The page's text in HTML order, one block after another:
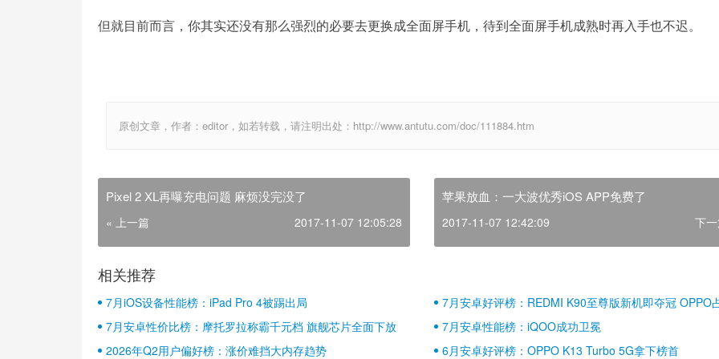
但就目前而言，你其实还没有那么强烈的必要去更换成全面屏手机，待到全面屏手机成熟时再入手也不迟。
原创文章，作者：editor，如若转载，请注明出处：http://www.antutu.com/doc/111884.htm
Pixel 2 XL再曝充电问题 麻烦没完没了
« 上一篇 2017-11-07 12:05:28
苹果放血：一大波优秀iOS APP免费了
2017-11-07 12:42:09 下
相关推荐
7月iOS设备性能榜：iPad Pro 4被踢出局
7月安卓好评榜：REDMI K90至尊版新机即夺冠 OPPO
壁江山
7月安卓性价比榜：摩托罗拉称霸千元档 旗舰芯片全面下放
7月安卓性能榜：iQOO成功卫冕
2026年Q2用户偏好榜：涨价难挡大内存趋势
6月安卓好评榜：OPPO K13 Turbo 5G拿下榜首